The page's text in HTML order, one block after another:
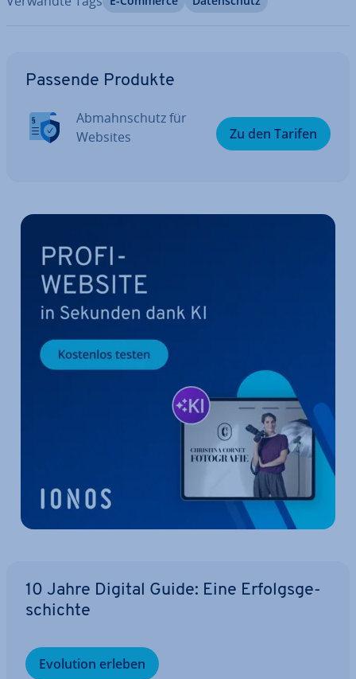
Passende Produkte
Ab­mahn­schutz für
Websites
Zu den Tarifen
10 Jahre Digital Guide: Eine Er­folgs­ge­
schich­te
Evolution erleben